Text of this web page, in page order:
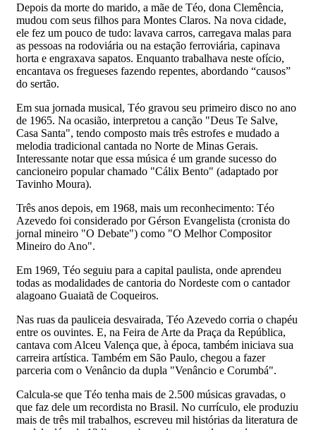
Depois da morte do marido, a mãe de Téo, dona Clemência,
mudou com seus filhos para Montes Claros. Na nova cidade,
ele fez um pouco de tudo: lavava carros, carregava malas para
as pessoas na rodoviária ou na estação ferroviária, capinava
horta e engraxava sapatos. Enquanto trabalhava neste ofício,
encantava os fregueses fazendo repentes, abordando “causos”
do sertão.
Em sua jornada musical, Téo gravou seu primeiro disco no ano
de 1965. Na ocasião, interpretou a canção "Deus Te Salve,
Casa Santa", tendo composto mais três estrofes e mudado a
melodia tradicional cantada no Norte de Minas Gerais.
Interessante notar que essa música é um grande sucesso do
cancioneiro popular chamado "Cálix Bento" (adaptado por
Tavinho Moura).
Três anos depois, em 1968, mais um reconhecimento: Téo
Azevedo foi considerado por Gérson Evangelista (cronista do
jornal mineiro "O Debate") como "O Melhor Compositor
Mineiro do Ano".
Em 1969, Téo seguiu para a capital paulista, onde aprendeu
todas as modalidades de cantoria do Nordeste com o cantador
alagoano Guaiatã de Coqueiros.
Nas ruas da pauliceia desvairada, Téo Azevedo corria o chapéu
entre os ouvintes. E, na Feira de Arte da Praça da República,
cantava com Alceu Valença que, à época, também iniciava sua
carreira artística. Também em São Paulo, chegou a fazer
parceria com o Venâncio da dupla "Venâncio e Corumbá".
Calcula-se que Téo tenha mais de 2.500 músicas gravadas, o
que faz dele um recordista no Brasil. No currículo, ele produziu
mais de três mil trabalhos, escreveu mil histórias da literatura de